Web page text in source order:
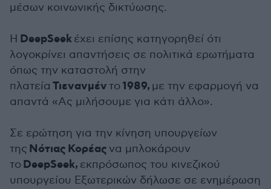
μέσων κοινωνικής δικτύωσης.
Η DeepSeekέχει επίσης κατηγορηθεί ότι
λογοκρίνει απαντήσεις σε πολιτικά ερωτήματα
όπως την καταστολή στην
πλατεία Τιενανμέντο1989, με την εφαρμογή να
απαντά «Ας μιλήσουμε για κάτι άλλο».
Σε ερώτηση για την κίνηση υπουργείων
της Νότιας Κορέας να μπλοκάρουν
τοDeepSeek, εκπρόσωπος του κινεζικού
υπουργείου Εξωτερικών δήλωσε σε ενημέρωση